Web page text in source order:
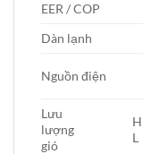
EER / COP
Dàn lạnh
Nguồn điện
Lưu
lượng
gió
L